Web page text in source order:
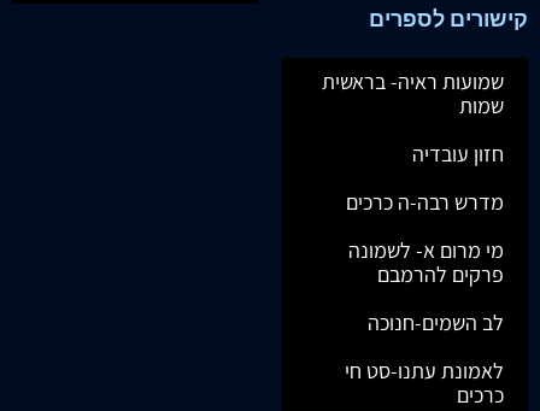
קישורים לספרים
שמועות ראיה- בראשית
שמות
חזון עובדיה
מדרש רבה-ה כרכים
מי מרום א- לשמונה
פרקים להרמבם
לב השמים-חנוכה
לאמונת עתנו-סט חי
כרכים